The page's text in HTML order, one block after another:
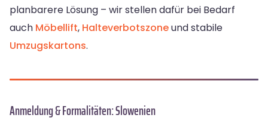
planbarere Lösung – wir stellen dafür bei Bedarf
auch Möbellift, Halteverbotszoneund stabile
Umzugskartons.
Anmeldung & Formalitäten: Slowenien